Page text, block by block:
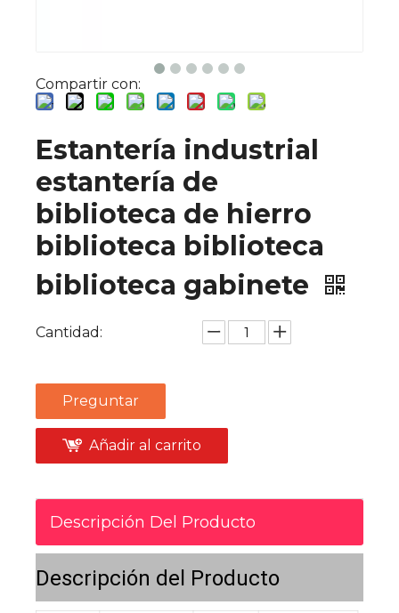
Compartir con:
Estantería industrial
estantería de
biblioteca de hierro
biblioteca biblioteca
biblioteca gabinete
Cantidad:
Preguntar
Añadir al carrito
Descripción Del Producto
Descripción del Producto